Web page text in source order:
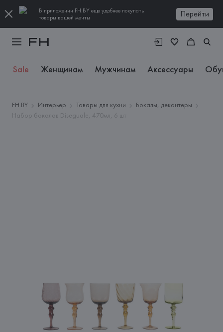
В приложении FH.BY еще удобнее покупать
товары вашей мечты
Перейти
Sale Женщинам Мужчинам Аксессуары
FH.BY Интерьер Товары для кухни
Бокалы, декантеры
Набор бокалов Diseguale, 470мл, 6 шт